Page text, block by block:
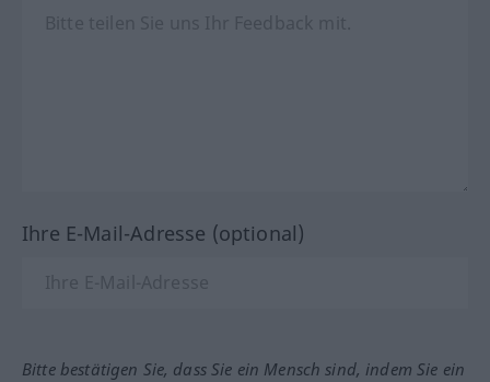
Ihre E-Mail-Adresse (optional)
Bitte bestätigen Sie, dass Sie ein Mensch sind, indem Sie ein